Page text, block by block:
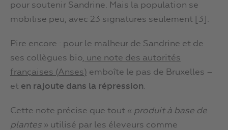
pour soutenir Sandrine. Mais la population se
mobilise peu, avec 23 signatures seulement [3].
Pire encore : pour le malheur de Sandrine et de
ses collègues bio, une note des autorités
françaises (Anses) emboîte le pas de Bruxelles –
et en rajoute dans la répression.
Cette note précise que tout « produit à base de
plantes » utilisé par les éleveurs comme